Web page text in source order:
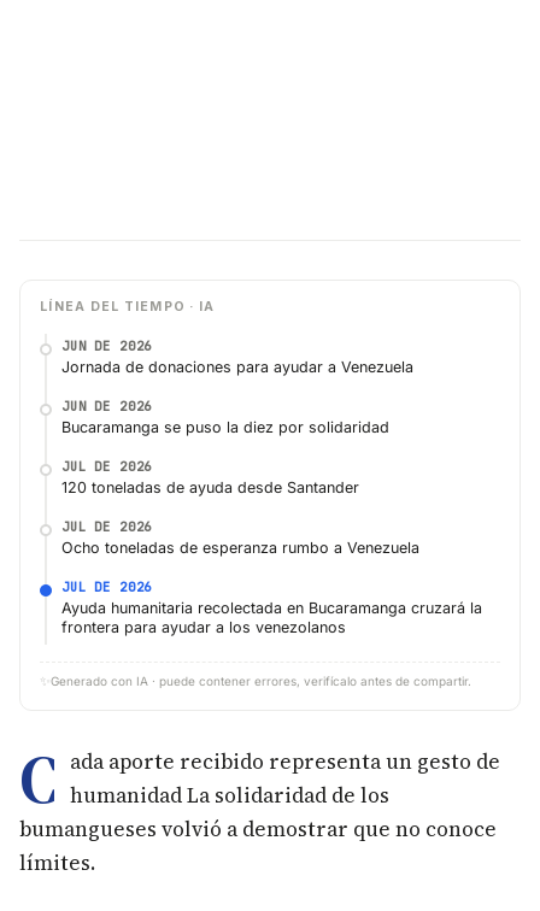
LÍNEA DEL TIEMPO · IA
JUN DE 2026
Jornada de donaciones para ayudar a Venezuela
JUN DE 2026
Bucaramanga se puso la diez por solidaridad
JUL DE 2026
120 toneladas de ayuda desde Santander
JUL DE 2026
Ocho toneladas de esperanza rumbo a Venezuela
JUL DE 2026
Ayuda humanitaria recolectada en Bucaramanga cruzará la
frontera para ayudar a los venezolanos
✨ Generado con IA · puede contener errores, verifícalo antes de compartir.
C ada aporte recibido representa un gesto de
humanidad La solidaridad de los
bumangueses volvió a demostrar que no conoce
límites.